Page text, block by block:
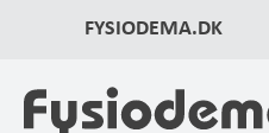
FYSIODEMA.DK